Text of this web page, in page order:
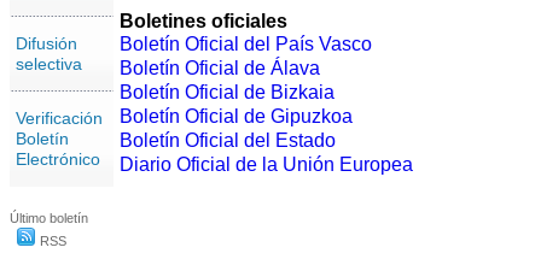
Difusión
selectiva
Verificación
Boletín
Electrónico
Último boletín
RSS
Boletines oficiales
Boletín Oficial del País Vasco
Boletín Oficial de Álava
Boletín Oficial de Bizkaia
Boletín Oficial de Gipuzkoa
Boletín Oficial del Estado
Diario Oficial de la Unión Europea